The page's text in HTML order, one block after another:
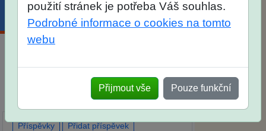
SŠ? Vaše ohlasy po skutečných
přijímacích zkouškách
použití stránek je potřeba Váš souhlas.
Podrobné informace o cookies na tomto
webu
Přijmout vše Pouze funkční
Příspěvky Přidat příspěvek